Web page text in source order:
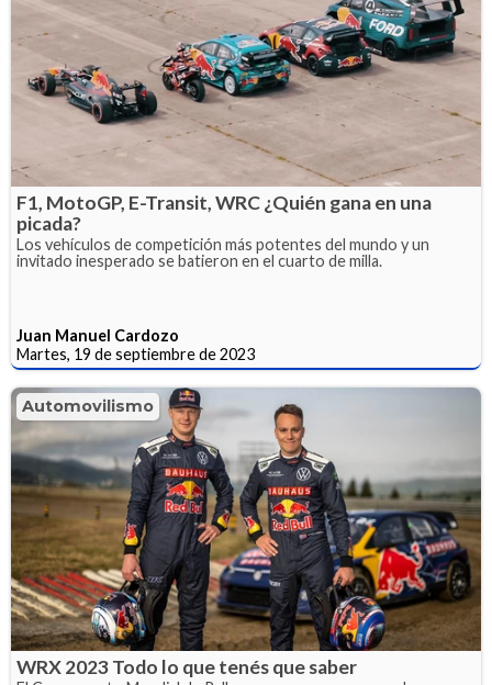
F1, MotoGP, E-Transit, WRC ¿Quién gana en una
picada?
Los vehículos de competición más potentes del mundo y un
invitado inesperado se batieron en el cuarto de milla.
Juan Manuel Cardozo
Martes, 19 de septiembre de 2023
Automovilismo
WRX 2023 Todo lo que tenés que saber